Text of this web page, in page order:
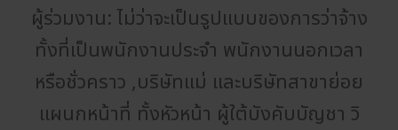
ผู้ร่วมงาน: ไม่ว่าจะเป็นรูปแบบของการว่าจ้าง
ทั้งที่เป็นพนักงานประจำ พนักงานนอกเวลา
หรือชั่วคราว ,บริษัทแม่ และบริษัทสาขาย่อย
แผนกหน้าที่ ทั้งหัวหน้า ผู้ใต้บังคับบัญชา วิ